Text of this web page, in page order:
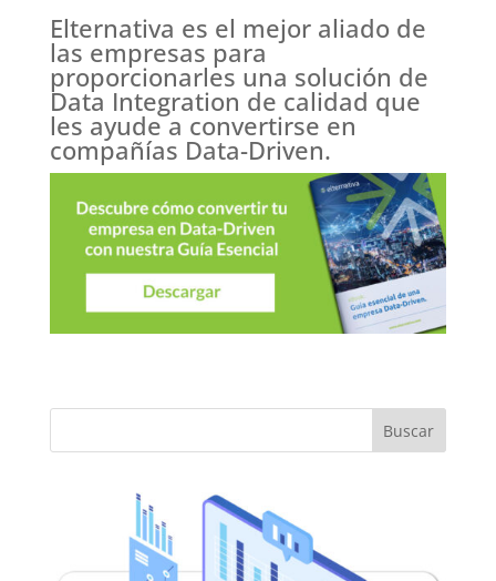
Elternativa es el mejor aliado de
las empresas para
proporcionarles una solución de
Data Integration de calidad que
les ayude a convertirse en
compañías Data-Driven.
Buscar